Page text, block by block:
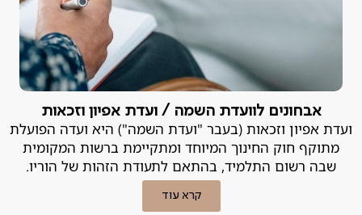
אבחונים לוועדת השמה / ועדת אפיון וזכאות
ועדת אפיון וזכאות (בעבר "ועדת השמה") היא ועדה הפועלת
מתוקף חוק החינוך המיוחד ומתקיימת ברשות המקומית
שבה רשום התלמיד, בהתאם לתעודת הזהות של הוריו.
קרא עוד